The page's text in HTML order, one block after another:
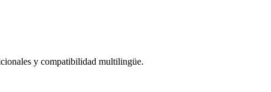
y compatibilidad multilingüe.